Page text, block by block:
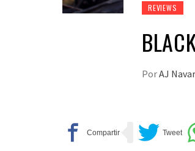
REVIEWS
PorAJ